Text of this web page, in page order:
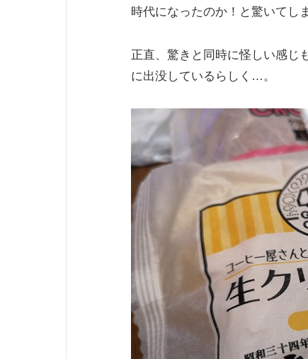
時代になったのか！と驚いてし
正直、驚きと同時に怪しい感じ
に出没しているらしく…。